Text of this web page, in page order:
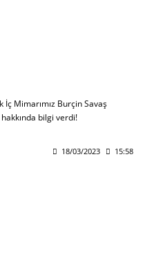
Mimarımız Burçin Savaş
bilgi verdi!
18/03/2023 15:58